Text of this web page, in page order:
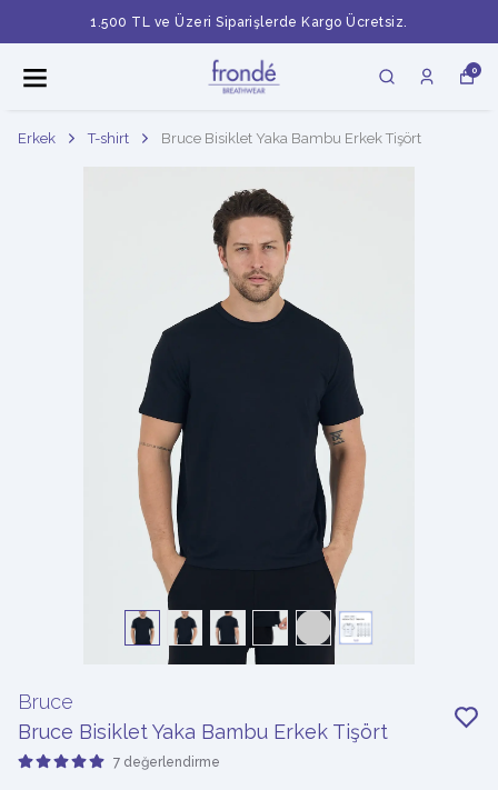
1.500 TL ve Üzeri Siparişlerde Kargo Ücretsiz.
0
Erkek T-shirt Bruce Bisiklet Yaka Bambu Erkek Tişört
Bruce
Bruce Bisiklet Yaka Bambu Erkek Tişört
7 değerlendirme